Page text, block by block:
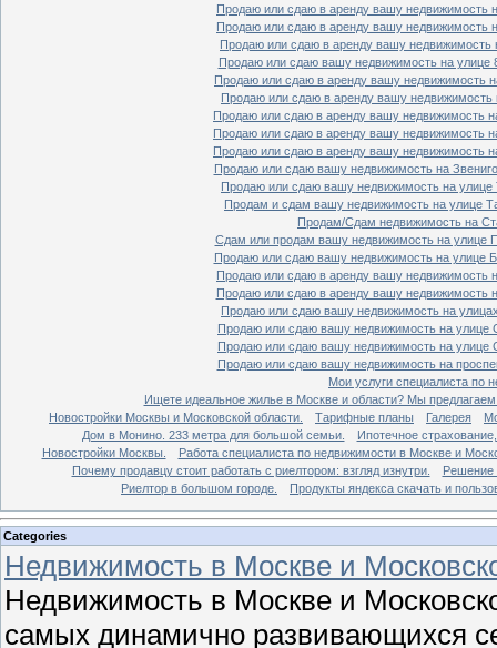
Продаю или сдаю в аренду вашу недвижимость
Продаю или сдаю в аренду вашу недвижимость
Продаю или сдаю в аренду вашу недвижимость
Продаю или сдаю вашу недвижимость на улице
Продаю или сдаю в аренду вашу недвижимость
Продаю или сдаю в аренду вашу недвижимость
Продаю или сдаю в аренду вашу недвижимость
Продаю или сдаю в аренду вашу недвижимость
Продаю или сдаю в аренду вашу недвижимость
Продаю или сдаю вашу недвижимость на
Продаю или сдаю вашу недвижимость на улице
Продам и сдам вашу недвижимость на улице
Продам/Сдам недвижимость на
Сдам или продам вашу недвижимость на улице
Продаю или сдаю вашу недвижимость на улице
Продаю или сдаю в аренду вашу недвижимость
Продаю или сдаю в аренду вашу недвижимость
Продаю или сдаю вашу недвижимость на
Продаю или сдаю вашу недвижимость на улице
Продаю или сдаю вашу недвижимость на улице
Продаю или сдаю вашу недвижимость на
Мои услуги специалиста по
Ищете идеальное жилье в Москве и области? Мы
Новостройки Москвы и Московской области.
Тарифные планы Галерея
Дом в Монино. 233 метра для большой семьи.
Ипотечное
Новостройки Москвы.
Работа специалиста по недвижимости в Москве и
Почему продавцу стоит работать с риелтором: взгляд изнутри.
Решение
Риелтор в большом городе.
Продукты яндекса скачать и
Categories
Недвижимость в Москве и
Недвижимость в Москве и
самых динамично развивающихся